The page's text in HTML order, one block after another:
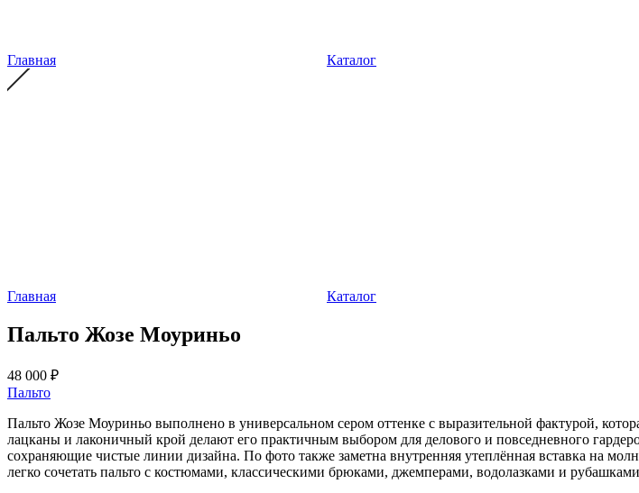
Главная Каталог
Главная Каталог
Пальто Жозе Моуриньо
48 000 ₽
Пальто
Пальто Жозе Моуриньо выполнено в универсальном сером оттенке с выразительной фактурой,
лацканы и лаконичный крой делают его практичным выбором для делового и повседневного
сохраняющие чистые линии дизайна. По фото также заметна внутренняя утеплённая вставка на
легко сочетать пальто с костюмами, классическими брюками, джемперами, водолазками и